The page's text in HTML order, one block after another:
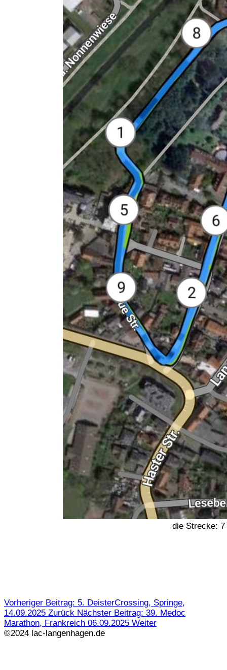
die Strecke:
Vorheriger Beitrag: 5. DeisterCrossing, Springe,
14.09.2025 Zurück Nächster Beitrag: 39. Medoc
Marathon, Frankreich 06.09.2025 Weiter
©2024 lac-langenhagen.de